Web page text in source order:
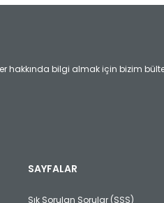
eksik bilgiler bulunuyor.
daha pahalı.
alternatifler olmalı.
hakkında bilgi almak için bizim
SAYFALAR
Sık Sorulan Sorular (SSS)